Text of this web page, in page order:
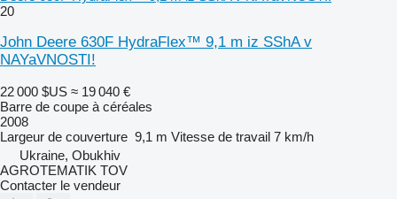
20
John Deere 630F HydraFlex™ 9,1 m iz SShA v
NAYaVNOSTI!
22 000 $US ≈ 19 040 €
Barre de coupe à céréales
2008
Largeur de couverture 9,1 m Vitesse de travail 7 km/h
Ukraine, Obukhiv
AGROTEMATIK TOV
Contacter le vendeur